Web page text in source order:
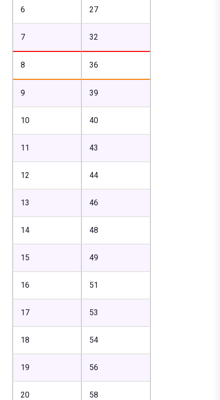
6 27
7 32
8 36
9 39
10 40
11 43
12 44
13 46
14 48
15 49
16 51
17 53
18 54
19 56
20 58